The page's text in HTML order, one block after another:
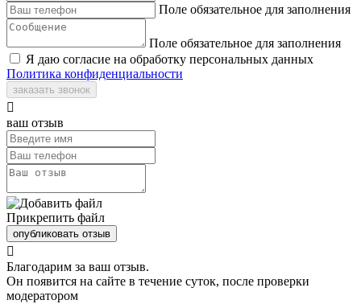
Поле обязательное для заполнения
Поле обязательное для заполнения
Я даю согласие на обработку персональных данных
Политика конфиденциальности
заказать звонок

ваш отзыв
Прикрепить файл
опубликовать отзыв

Благодарим за ваш отзыв.
Он появится на сайте в течение суток, после проверки
модератором